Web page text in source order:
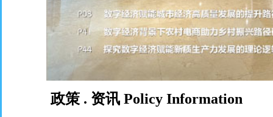
政策 . 资讯 Policy Information